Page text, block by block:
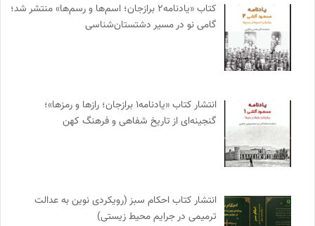
کتاب «یادنامه۲ برازجان؛ اسم‌ها و رسم‌ها» منتشر شد؛
گامی نو در مسیر دشتستان‌شناسی
انتشار کتاب «یادنامه۱ برازجان؛ رازها و رمزها»؛
گنجینه‌ای از تاریخ شفاهی و فرهنگ کهن
انتشار کتاب احکام سبز (رویکردی نوین به عدالت
ترمیمی در جرایم محیط‌ زیستی)